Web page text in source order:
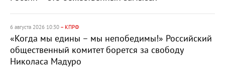
6 августа 2026 10:30 – КПРФ
«Когда мы едины – мы непобедимы!» Российский
общественный комитет борется за свободу
Николаса Мадуро